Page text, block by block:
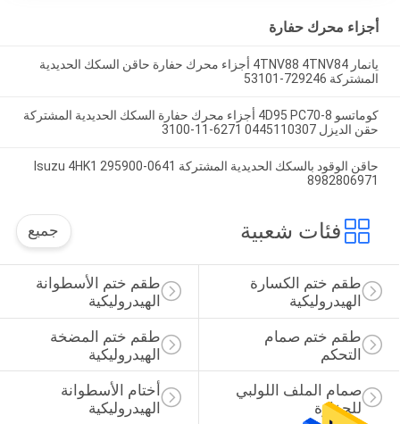
أجزاء محرك حفارة
يانمار 4TNV88 4TNV84 أجزاء محرك حفارة حاقن السكك الحديدية
المشتركة 729246-53101
كوماتسو 4D95 PC70-8 أجزاء محرك حفارة السكك الحديدية المشتركة
حقن الديزل 0445110307 6271-11-3100
حاقن الوقود بالسكك الحديدية المشتركة Isuzu 4HK1 295900-0641
8982806971
فئات شعبية جميع
طقم ختم الأسطوانة
الهيدروليكية
طقم ختم الكسارة
الهيدروليكية
طقم ختم المضخة
الهيدروليكية
طقم ختم صمام
التحكم
أختام الأسطوانة
الهيدروليكية
صمام الملف اللولبي
للحفارة